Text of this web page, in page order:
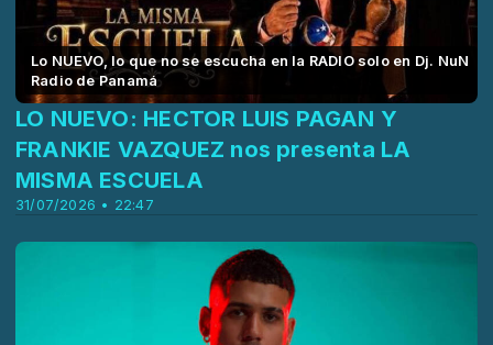
Lo NUEVO, lo que no se escucha en la RADIO solo en Dj. NuN
Radio de Panamá
31/07/2026 • 22:47
LO NUEVO: HECTOR LUIS PAGAN Y
FRANKIE VAZQUEZ nos presenta LA
MISMA ESCUELA